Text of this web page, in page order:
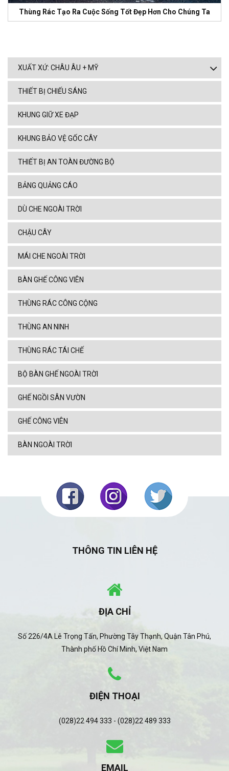
Thùng Rác Tạo Ra Cuộc Sống Tốt Đẹp Hơn Cho Chúng Ta
XUẤT XỨ: CHÂU ÂU + MỸ
THIẾT BỊ CHIẾU SÁNG
KHUNG GIỮ XE ĐẠP
KHUNG BẢO VỆ GỐC CÂY
THIẾT BỊ AN TOÀN ĐƯỜNG BỘ
BẢNG QUẢNG CÁO
DÙ CHE NGOÀI TRỜI
CHẬU CÂY
MÁI CHE NGOÀI TRỜI
BÀN GHẾ CÔNG VIÊN
THÙNG RÁC CÔNG CỘNG
THÙNG AN NINH
THÙNG RÁC TÁI CHẾ
BỘ BÀN GHẾ NGOÀI TRỜI
GHẾ NGỒI SÂN VƯỜN
GHẾ CÔNG VIÊN
BÀN NGOÀI TRỜI
THÔNG TIN LIÊN HỆ
ĐỊA CHỈ
Số 226/4A Lê Trọng Tấn, Phường Tây Thạnh, Quận Tân Phú,
Thành phố Hồ Chí Minh, Việt Nam
ĐIỆN THOẠI
(028)22 494 333 - (028)22 489 333
EMAIL